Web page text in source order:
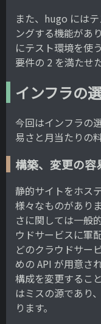
また、hugo には
ングする機能があ
にテスト環境を使
要件の 2 を満たせ
インフラの
今回はインフラの
易さと月当たりの
構築、変更の容
静的サイトをホス
様々なものがあり
さに関しては一般
ウドサービスに軍
どのクラウドサー
めの API が用意さ
構成を変更するこ
はミスの源であり
ります。